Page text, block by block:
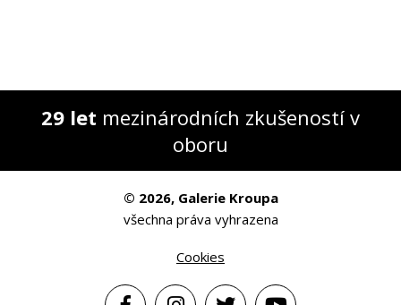
29 let mezinárodních zkušeností v
oboru
© 2026, Galerie Kroupa
všechna práva vyhrazena
Cookies